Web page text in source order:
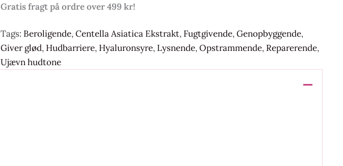
Gratis fragt på ordre over 499 kr!
Tags: Beroligende,Centella Asiatica Ekstrakt, Fugtgivende,Genopbyggende,
Giver glød, Hudbarriere, Hyaluronsyre, Lysnende,Opstrammende, Reparerende,
Ujævn hudtone